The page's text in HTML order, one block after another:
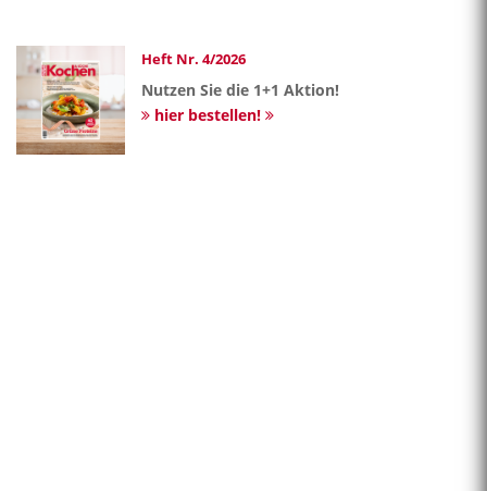
Heft Nr. 4/2026
Nutzen Sie die 1+1 Aktion!
hier bestellen!